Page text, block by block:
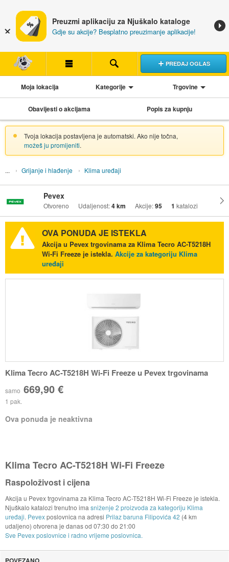
Preuzmi aplikaciju za Njuškalo kataloge
Gdje su akcije? Besplatno preuzimanje aplikacije!
PREDAJ OGLAS
Moja lokacija Kategorije Trgovine
Obavijesti o akcijama Popis za kupnju
Tvoja lokacija postavljena je automatski. Ako nije točna,
možeš ju promijeniti.
Grijanje i hlađenje Klima uređaji
Pevex
Otvoreno Udaljenost:4 km Akcije:95 1 katalozi
OVA PONUDA JE ISTEKLA
Akcija u Pevex trgovinama za Klima Tecro AC-T5218H
Wi-Fi Freeze je istekla. Akcije za kategoriju Klima
uređaji
Klima Tecro AC-T5218H Wi-Fi Freeze u Pevex trgovinama
samo 669,90 €
1 pak.
Ova ponuda je neaktivna
Klima Tecro AC-T5218H Wi-Fi Freeze
Raspoloživost i cijena
Akcija u Pevex trgovinama za Klima Tecro AC-T5218H Wi-Fi Freeze je istekla.
Njuškalo katalozi trenutno ima sniženje 2 proizvoda za kategoriju Klima
uređaji. Pevexposlovnica na adresi Prilaz baruna Filipovića 42 (4 km
udaljeno) otvorena je danas od 07:30 do 21:00
Sve Pevex poslovnice i radno vrijeme poslovnica.